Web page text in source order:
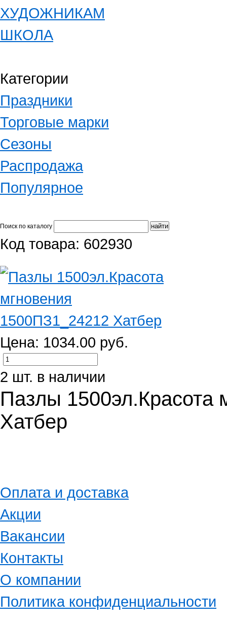
ХУДОЖНИКАМ
ШКОЛА
Категории
Праздники
Торговые марки
Сезоны
Распродажа
Популярное
Поиск по каталогу
Код товара: 602930
Цена: 1034.00 руб.
2 шт. в наличии
Пазлы 1500эл.Красота
Хатбер
Оплата и доставка
Акции
Вакансии
Контакты
О компании
Политика конфиденциальности